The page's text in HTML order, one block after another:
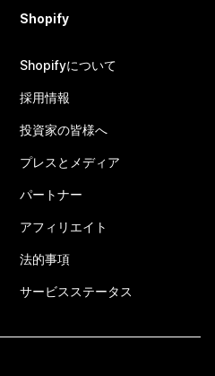
Shopify
Shopifyについて
採用情報
投資家の皆様へ
プレスとメディア
パートナー
アフィリエイト
法的事項
サービスステータス